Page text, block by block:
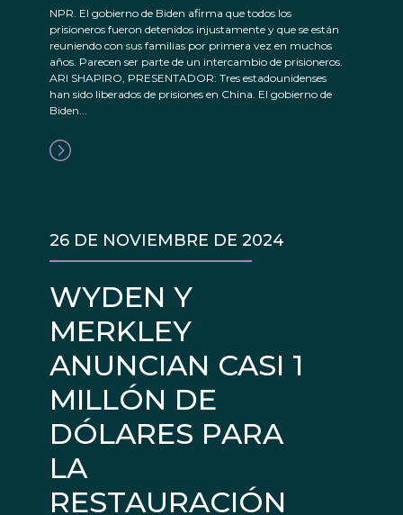
NPR. El gobierno de Biden afirma que todos los
prisioneros fueron detenidos injustamente y que se están
reuniendo con sus familias por primera vez en muchos
años. Parecen ser parte de un intercambio de prisioneros.
ARI SHAPIRO, PRESENTADOR: Tres estadounidenses
han sido liberados de prisiones en China. El gobierno de
Biden...
WYDEN Y
MERKLEY
ANUNCIAN CASI 1
MILLÓN DE
DÓLARES PARA
LA
RESTAURACIÓN
26 DE NOVIEMBRE DE 2024